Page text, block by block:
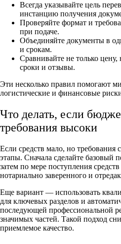
Всегда указывайте цель
инстанцию получения
Проверяйте формат и
при подаче.
Объединяйте документы в
и срокам.
Сравнивайте не только
сроки и отзывы.
Эти несколько правил помогают
логистические и финансовые
Что делать, если
требования высоки
Если средств мало, но требования
этапы. Сначала сделайте базовый
затем по мере поступления
нотариально заверенного и
Еще вариант — использовать
для ключевых разделов и
последующей профессиональной
значимых частей. Такой подход
приемлемое качество.